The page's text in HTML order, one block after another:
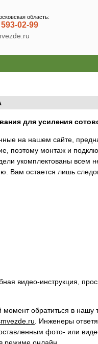
область:
593-02-99
для усиления
на нашем сайте,
поэтому монтаж и
укомплектованы всем
Вам остается лишь
видео-инструкция,
обратиться в нашу
. Инженеры
фото- или